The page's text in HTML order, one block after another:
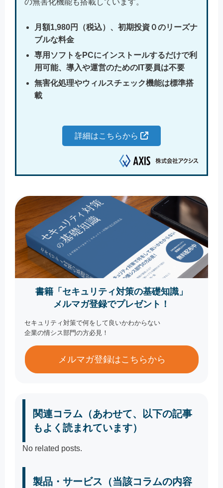
の無害化機能も搭載しています。
月額1,980円（税込）、初期投資０のリーズナ
ブルな料金
専用ソフトをPCにインストールするだけで利
用可能、導入や運営のためのIT要員は不要
無害化処理やウィルスチェック機能は標準搭
載
詳細はこちらから
書籍「セキュリティ対策の基礎知識」
メルマガ登録でプレゼント！
セキュリティ対策で何をして良いかわからない
企業の情シス部門の方必見！
メルマガ登録はこちらから
関連コラム（あわせて、以下の記事
もよく読まれています）
No related posts.
製品・サービス（当該コラムの内容